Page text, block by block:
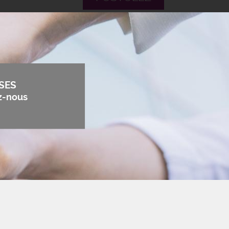
nous